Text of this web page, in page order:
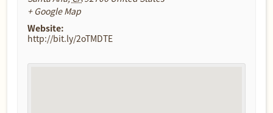
+ Google Map
Website:
http://bit.ly/2oTMDTE